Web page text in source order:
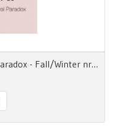
Prints & More Nouvezaar/Royal Paradox - Fall/Winter nr.20